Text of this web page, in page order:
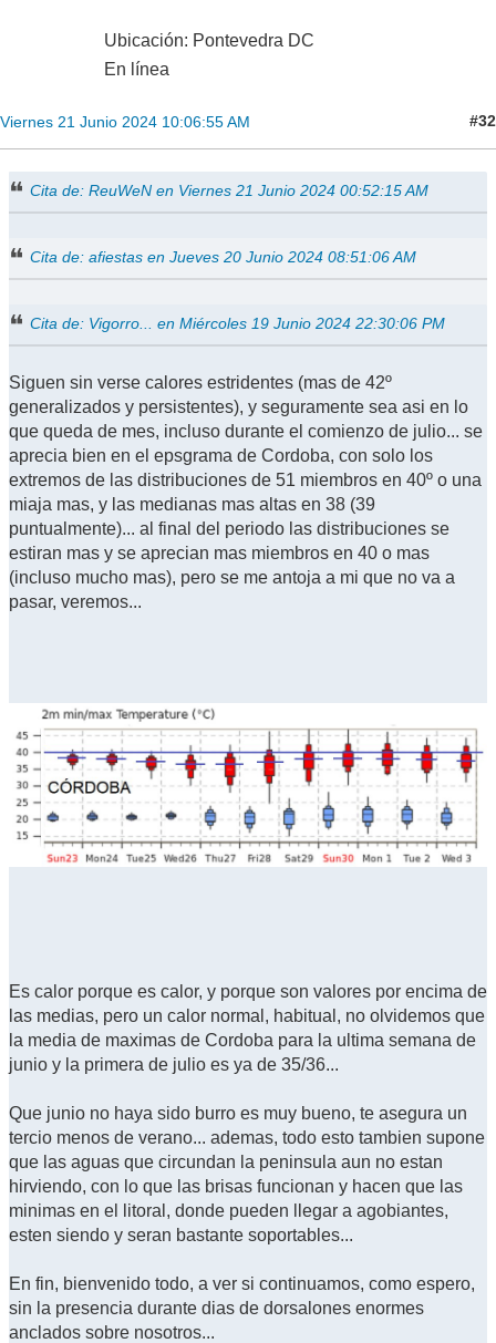
Ubicación: Pontevedra DC
En línea
Viernes 21 Junio 2024 10:06:55 AM #32
Cita de: ReuWeN en Viernes 21 Junio 2024 00:52:15 AM
Cita de: afiestas en Jueves 20 Junio 2024 08:51:06 AM
Cita de: Vigorro... en Miércoles 19 Junio 2024 22:30:06 PM
Siguen sin verse calores estridentes (mas de 42º
generalizados y persistentes), y seguramente sea asi en lo
que queda de mes, incluso durante el comienzo de julio... se
aprecia bien en el epsgrama de Cordoba, con solo los
extremos de las distribuciones de 51 miembros en 40º o una
miaja mas, y las medianas mas altas en 38 (39
puntualmente)... al final del periodo las distribuciones se
estiran mas y se aprecian mas miembros en 40 o mas
(incluso mucho mas), pero se me antoja a mi que no va a
pasar, veremos...
Es calor porque es calor, y porque son valores por encima de
las medias, pero un calor normal, habitual, no olvidemos que
la media de maximas de Cordoba para la ultima semana de
junio y la primera de julio es ya de 35/36...
Que junio no haya sido burro es muy bueno, te asegura un
tercio menos de verano... ademas, todo esto tambien supone
que las aguas que circundan la peninsula aun no estan
hirviendo, con lo que las brisas funcionan y hacen que las
minimas en el litoral, donde pueden llegar a agobiantes,
esten siendo y seran bastante soportables...
En fin, bienvenido todo, a ver si continuamos, como espero,
sin la presencia durante dias de dorsalones enormes
anclados sobre nosotros...